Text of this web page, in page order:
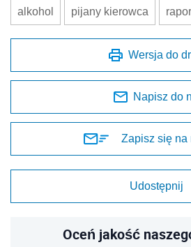
alkohol pijany kierowca
Wersja do
Napisz do
Zapisz się na
Udostępnij
Oceń jakość